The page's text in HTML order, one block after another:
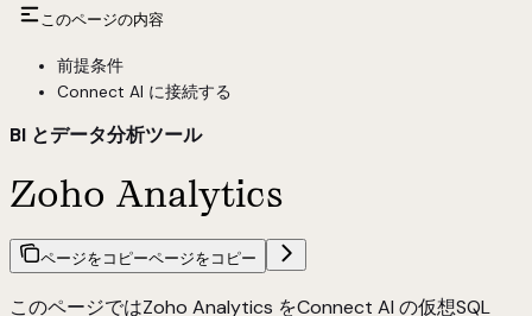
このページの内容
前提条件
Connect AI に接続する
BI とデータ分析ツール
Zoho Analytics
ページをコピーページをコピー
このページではZoho Analytics をConnect AI の仮想SQL